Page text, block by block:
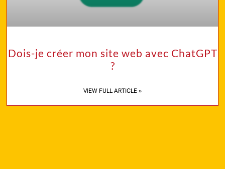
Dois-je créer mon site web avec ChatGPT
?
VIEW FULL ARTICLE »